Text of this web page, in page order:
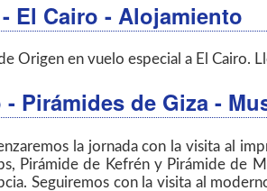
El Cairo - Alojamiento
Origen en vuelo especial a El Cairo.
- Pirámides de Giza -
la jornada con la visita al
Pirámide de Kefrén y Pirámide de
Seguiremos con la visita al